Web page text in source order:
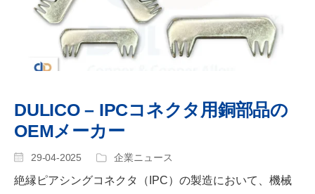
DULICO – IPCコネクタ用銅部品の
OEMメーカー
29-04-2025 企業ニュース
絶縁ピアシングコネクタ（IPC）の製造において、機械